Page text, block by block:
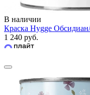
В наличии
Краска Hygge
1 240 руб.